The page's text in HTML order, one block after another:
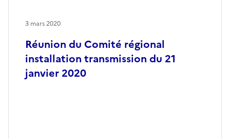
Réunion du Comité régional
installation transmission du 21
janvier 2020
3 mars 2020